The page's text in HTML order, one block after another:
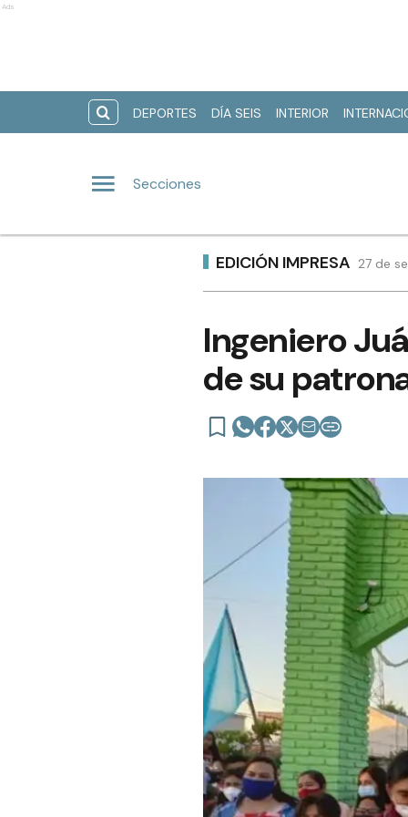
Ads
DEPORTES DÍA SEIS INTERIOR
Secciones
EDICIÓN IMPRESA 27 de
Ingeniero
de su